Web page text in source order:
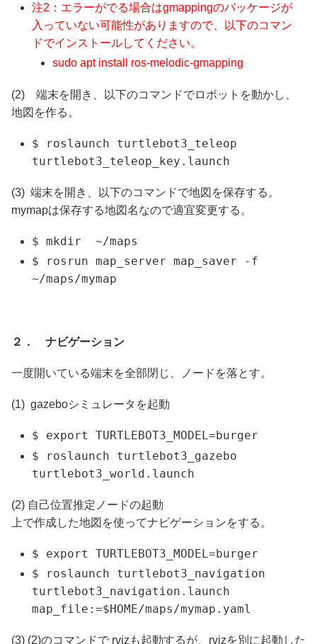
注2：エラーがでる場合はgmappingのパッケージが
入っていない可能性がありますので、以下のコマン
ドでインストールしてください。
sudo apt install ros-melodic-gmapping
(2) 端末を開き、以下のコマンドでロボットを動かし、
地図を作る。
$ roslaunch turtlebot3_teleop
turtlebot3_teleop_key.launch
(3) 端末を開き、以下のコマンドで地図を保存する。
mymapは保存する地図名なので適宜変更する。
$ mkdir ~/maps
$ rosrun map_server map_saver -f
~/maps/mymap
２． ナビゲーション
一度開いている端末を全部閉じ、ノードを落とす。
(1) gazeboシミュレータを起動
$ export TURTLEBOT3_MODEL=burger
$ roslaunch turtlebot3_gazebo
turtlebot3_world.launch
(2) 自己位置推定ノードの起動
上で作成した地図を使ってナビゲーションをする。
$ export TURTLEBOT3_MODEL=burger
$ roslaunch turtlebot3_navigation
turtlebot3_navigation.launch
map_file:=$HOME/maps/mymap.yaml
(3) (2)のコマンドで rvizも起動するが、rvizを別に起動した